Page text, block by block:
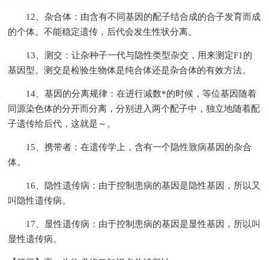
12、杂合体：由含有不同基因的配子结合成的合子发育而成
的个体。不能稳定遗传，后代会发生性状分离。
13、测交：让杂种子一代与隐性类型杂交，用来测定F1的
基因型。测交是检验生物体是纯合体还是杂合体的有效方法。
14、基因的分离规律：在进行减数*的时候，等位基因随着
同源染色体的分开而分离，分别进入两个配子中，独立地随着配
子遗传给后代，这就是～。
15、携带者：在遗传学上，含有一个隐性致病基因的杂合
体。
16、隐性遗传病：由于控制患病的基因是隐性基因，所以又
叫隐性遗传病。
17、显性遗传病：由于控制患病的基因是显性基因，所以叫
显性遗传病。